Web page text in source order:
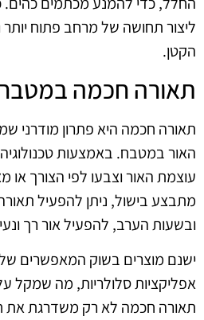
ליצור תחושה של מרחב פתוח יותר
הקטן.
תאורה חכמה
תאורה חכמה היא פתרון מודרני
האור במטבח. באמצעות
עוצמת האור וצבעו לפי הצורך
מתבצע בישול, ניתן להפעיל
ובשעות הערב, להפעיל אור רך
ישנם מוצרים בשוק המאפשרים
אפליקציות סלולריות, מה
תאורה חכמה לא רק משדרגת את